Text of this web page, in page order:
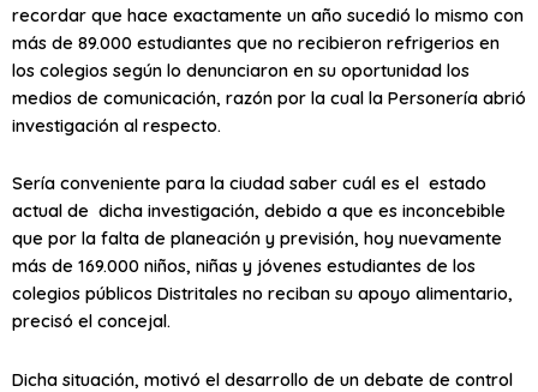
recordar que hace exactamente un año sucedió lo mismo con
más de 89.000 estudiantes que no recibieron refrigerios en
los colegios según lo denunciaron en su oportunidad los
medios de comunicación, razón por la cual la Personería abrió
investigación al respecto.
Sería conveniente para la ciudad saber cuál es el estado
actual de dicha investigación, debido a que es inconcebible
que por la falta de planeación y previsión, hoy nuevamente
más de 169.000 niños, niñas y jóvenes estudiantes de los
colegios públicos Distritales no reciban su apoyo alimentario,
precisó el concejal.
Dicha situación, motivó el desarrollo de un debate de control